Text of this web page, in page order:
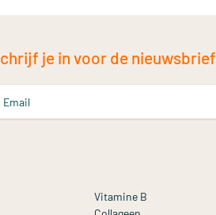
je in voor de nieuwsbrief
Email
Vitamine B